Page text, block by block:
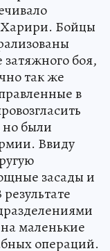
Бойцы
затяжного боя,
так же
в
но были
Ввиду
засады и
маленькие
операций.